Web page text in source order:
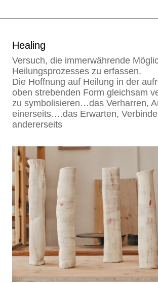
Healing
Versuch, die immerwährende
Heilungsprozesses zu erfassen.
Die Hoffnung auf Heilung in der
oben strebenden Form gleichsam
zu symbolisieren…das Verharren,
einerseits….das Erwarten,
andererseits